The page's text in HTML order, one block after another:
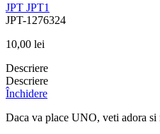
JPT JPT1
JPT-1276324
10,00 lei
Descriere
Descriere
Închidere
Daca va place UNO, veti adora